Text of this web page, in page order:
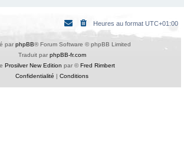
Heures au format UTC+01:00
par phpBB® Forum Software © phpBB Limited
Traduit par phpBB-fr.com
Prosilver New Edition par ©Fred Rimbert
Confidentialité | Conditions